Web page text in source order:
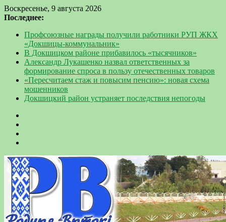
Воскресенье, 9 августа 2026
Последнее:
Профсоюзные награды получили работники РУП ЖКХ
«Докшицы-коммунальник»
В Докшицком районе прибавилось «тысячников»
Александр Лукашенко назвал ответственных за
формирование спроса в пользу отечественных товаров
«Пересчитаем стаж и повысим пенсию»: новая схема
мошенников
Докшицкий район устраняет последствия непогоды